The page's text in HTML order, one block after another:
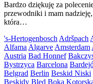
Bardzo dziękuję za
przewodniki i mam
która…
's-Hertogenbosch Adršpach
Alfama Algarve Amsterdam
Austria Bad Honnef
Bystrzyca Barcelona
Belgrad Berlin Beskid Niski
Beskidy Bled Boka